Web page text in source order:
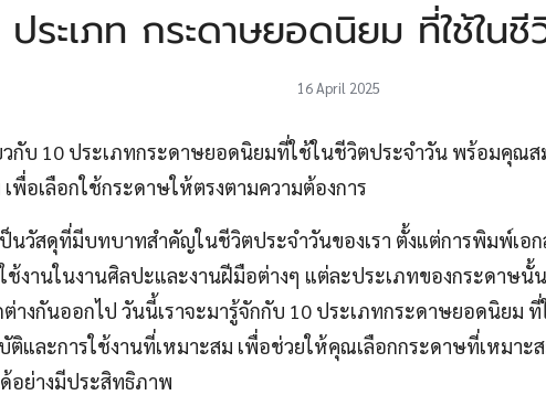
ประเภท กระดาษยอดนิยม ที่ใช้ในชี
16 April 2025
วกับ 10 ประเภทกระดาษยอดนิยมที่ใช้ในชีวิตประจำวัน พร้อมคุณ
เพื่อเลือกใช้กระดาษให้ตรงตามความต้องการ
นวัสดุที่มีบทบาทสำคัญในชีวิตประจำวันของเรา ตั้งแต่การพิมพ์เอ
ช้งานในงานศิลปะและงานฝีมือต่างๆ แต่ละประเภทของกระดาษ
างกันออกไป วันนี้เราจะมารู้จักกับ 10 ประเภทกระดาษยอดนิยม
และการใช้งานที่เหมาะสม เพื่อช่วยให้คุณเลือกกระดาษที่เหมาะ
อย่างมีประสิทธิภาพ